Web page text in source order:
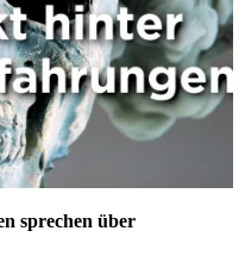
sprechen über